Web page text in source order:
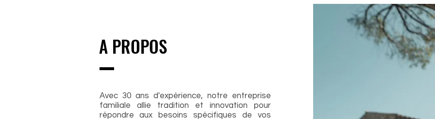
A PROPOS
Avec 30 ans d'expérience, notre entreprise
familiale allie tradition et innovation pour
répondre aux besoins spécifiques de vos